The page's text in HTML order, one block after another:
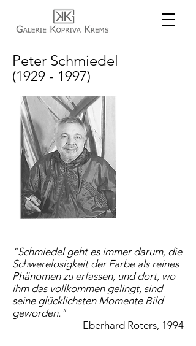
Peter Schmiedel
(1929 - 1997)
"Schmiedel geht es immer darum, die
Schwerelosigkeit der Farbe als reines
Phänomen zu erfassen, und dort, wo
ihm das vollkommen gelingt, sind
seine glücklichsten Momente Bild
geworden."
Eberhard Roters, 1994